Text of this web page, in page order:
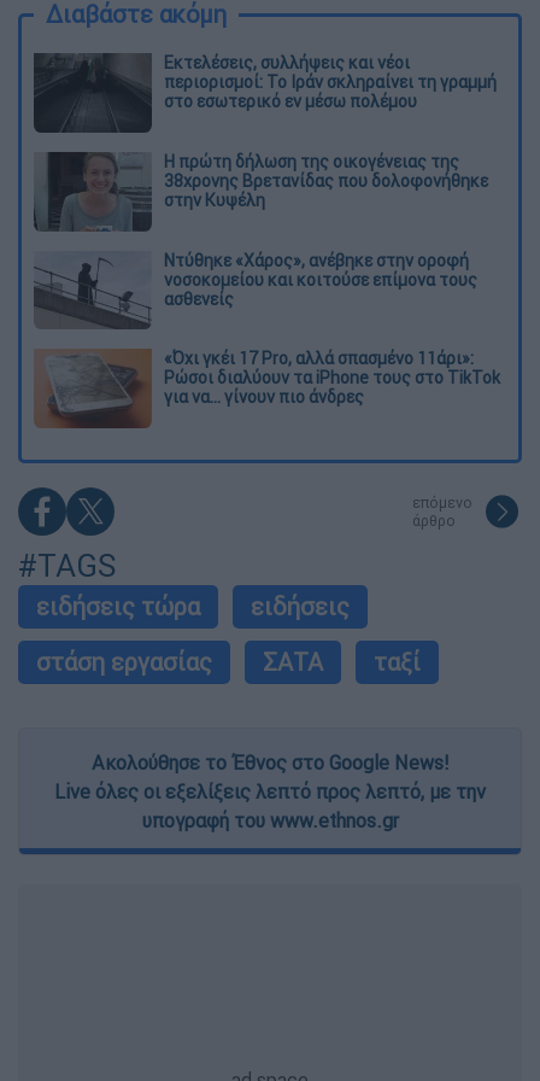
Διαβάστε ακόμη
Εκτελέσεις, συλλήψεις και νέοι
περιορισμοί: Το Ιράν σκληραίνει τη γραμμή
στο εσωτερικό εν μέσω πολέμου
Η πρώτη δήλωση της οικογένειας της
38χρονης Βρετανίδας που δολοφονήθηκε
στην Κυψέλη
Ντύθηκε «Χάρος», ανέβηκε στην οροφή
νοσοκομείου και κοιτούσε επίμονα τους
ασθενείς
«Όχι γκέι 17 Pro, αλλά σπασμένο 11άρι»:
Ρώσοι διαλύουν τα iPhone τους στο TikTok
για να... γίνουν πιο άνδρες
επόμενο
άρθρο
#TAGS
ειδήσεις τώρα
ειδήσεις
στάση εργασίας
ΣΑΤΑ ταξί
Ακολούθησε το Έθνος στο Google News!
Live όλες οι εξελίξεις λεπτό προς λεπτό, με την
υπογραφή του www.ethnos.gr